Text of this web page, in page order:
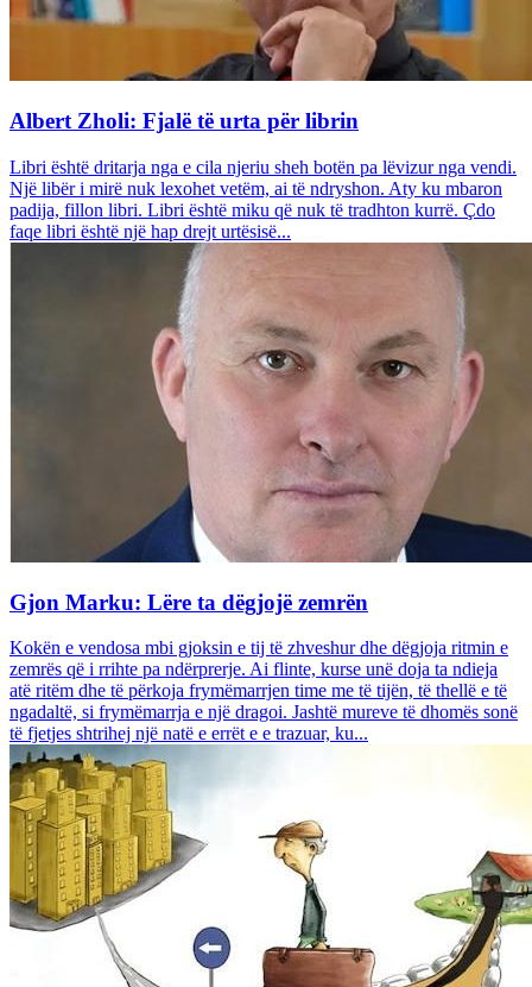
Albert Zholi: Fjalë të urta për librin
Libri është dritarja nga e cila njeriu sheh botën pa lëvizur nga vendi.
Një libër i mirë nuk lexohet vetëm, ai të ndryshon. Aty ku mbaron
padija, fillon libri. Libri është miku që nuk të tradhton kurrë. Çdo
faqe libri është një hap drejt urtësisë...
Gjon Marku: Lëre ta dëgjojë zemrën
Kokën e vendosa mbi gjoksin e tij të zhveshur dhe dëgjoja ritmin e
zemrës që i rrihte pa ndërprerje. Ai flinte, kurse unë doja ta ndieja
atë ritëm dhe të përkoja frymëmarrjen time me të tijën, të thellë e të
ngadaltë, si frymëmarrja e një dragoi. Jashtë mureve të dhomës sonë
të fjetjes shtrihej një natë e errët e e trazuar, ku...